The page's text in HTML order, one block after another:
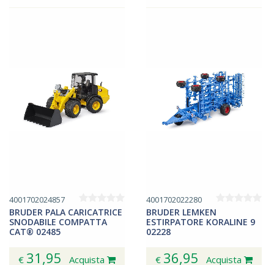
4001702024857
BRUDER PALA CARICATRICE
SNODABILE COMPATTA
CAT® 02485
€ 31,95 Acquista
4001702022280
BRUDER LEMKEN
ESTIRPATORE KORALINE 9
02228
€ 36,95 Acquista